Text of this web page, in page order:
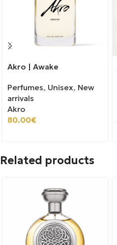
Akro | Awake
Perfumes, Unisex, New
arrivals
Akro
80.00€
Related products